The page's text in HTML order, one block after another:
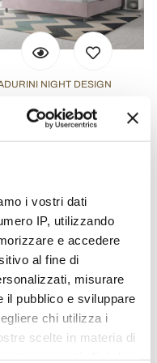
i vostri dati
IP, utilizzando
e accedere
al fine di
misurare
il pubblico e sviluppare
chi utilizza i
scelte in materia di
NIGHT DESIGN
cm, bekleed met
€ 780,55 - 20%